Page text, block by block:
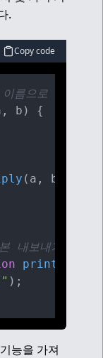
.
Copy code
으로 내보내
b ) {
( a, b
보내기)
printHello
);
능을 가져